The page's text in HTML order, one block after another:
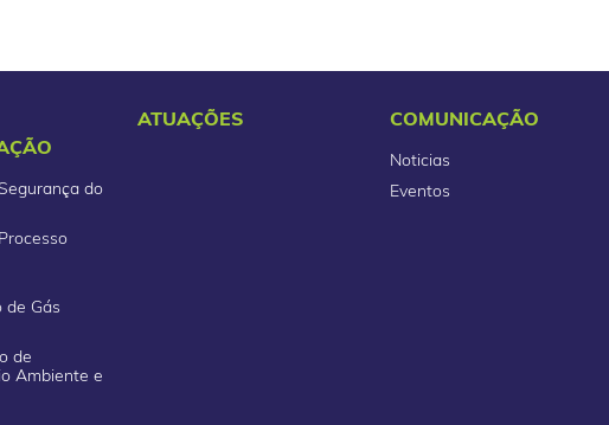
do
de Gás
de
Ambiente e
ATUAÇÕES COMUNICAÇÃO
Noticias
Eventos